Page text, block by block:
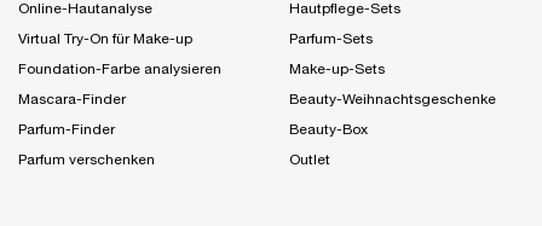
Online-Hautanalyse
Virtual Try-On für Make-up
Foundation-Farbe analysieren
Mascara-Finder
Parfum-Finder
Parfum verschenken
Hautpflege-Sets
Parfum-Sets
Make-up-Sets
Beauty-Weihnachtsgeschenke
Beauty-Box
Outlet